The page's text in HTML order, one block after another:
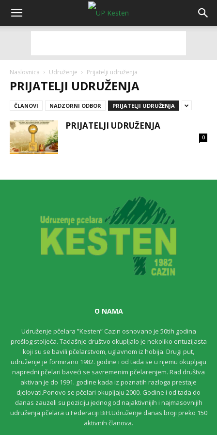
Naslovnica Udruženje Prijatelji udruženja
PRIJATELJI UDRUŽENJA
ČLANOVI NADZORNI ODBOR PRIJATELJI UDRUŽENJA
PRIJATELJI UDRUŽENJA
0
O NAMA
Udruženje pčelara ”Kesten” Cazin osnovano je 50tih godina
prošlog stoljeća. Tadašnje društvo okupljalo je nekoliko entuzijasta
koji su se bavili pčelarstvom, uglavnom iz hobija. Drugi put,
udruženje je formirano 1982. godine i od tada se u njemu okupljaju
napredni pčelari baveći se savremenim pčelarenjem. Rad društva
aktivan je do 1991. godine kada iz poznatih razloga prestaje
djelovati.Ponovo se pčelari okupljaju 2000. Godine i od tada do
danas zauzeli su poziciju jednog od najaktivnijih i najmasovnijih
udruženja pčelara u Federaciji BiH.Udruženje danas broji preko 150
aktivnih članova.